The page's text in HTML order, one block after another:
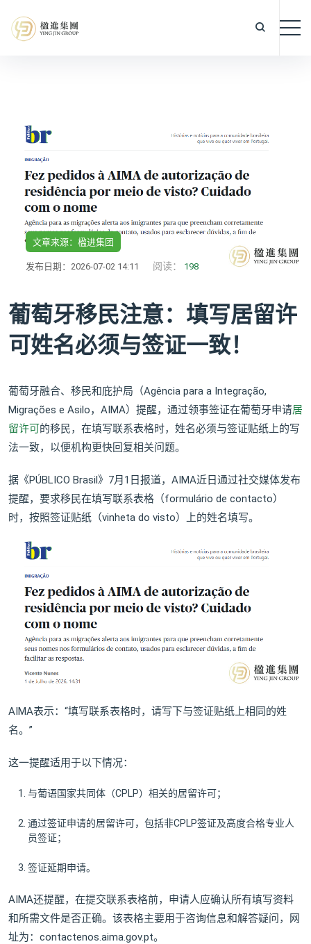
文章来源：楹进集团
发布日期：2026-07-02 14:11 阅读： 198
葡萄牙移民注意：填写居留许
可姓名必须与签证一致！
葡萄牙融合、移民和庇护局（Agência para a Integração,
Migrações e Asilo，AIMA）提醒，通过领事签证在葡萄牙申请居
留许可的移民，在填写联系表格时，姓名必须与签证贴纸上的写
法一致，以便机构更快回复相关问题。
据《PÚBLICO Brasil》7月1日报道，AIMA近日通过社交媒体发布
提醒，要求移民在填写联系表格（formulário de contacto）
时，按照签证贴纸（vinheta do visto）上的姓名填写。
AIMA表示：“填写联系表格时，请写下与签证贴纸上相同的姓
名。”
这一提醒适用于以下情况：
与葡语国家共同体（CPLP）相关的居留许可；
通过签证申请的居留许可，包括非CPLP签证及高度合格专业人
员签证；
签证延期申请。
AIMA还提醒，在提交联系表格前，申请人应确认所有填写资料
和所需文件是否正确。该表格主要用于咨询信息和解答疑问，网
址为：contactenos.aima.gov.pt。